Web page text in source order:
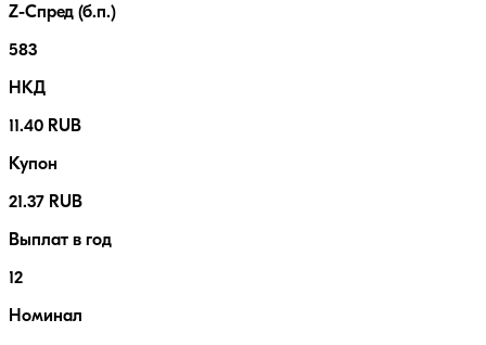
Z-Спред (б.п.)
583
НКД
11.40 RUB
Купон
21.37 RUB
Выплат в год
12
Номинал